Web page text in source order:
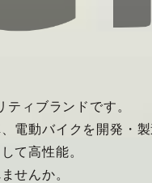
ティブランドです。
電動バイクを開発・
て高性能。
せんか。